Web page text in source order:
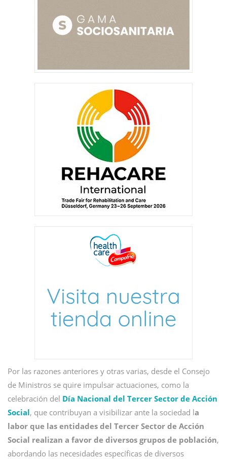
Por las razones anteriores y otras varias, desde el Consejo
de Ministros se quire impulsar actuaciones, como la
celebración del Día Nacional del Tercer Sector de Acción
Social, que contribuyan a visibilizar ante la sociedad la
labor que las entidades del Tercer Sector de Acción
Social realizan a favor de diversos grupos de población,
abordando las necesidades específicas de diversos